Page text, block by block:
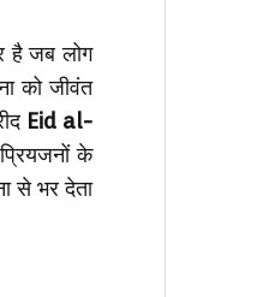
है जब लोग
को जीवंत
Eid al-
के
से भर देता